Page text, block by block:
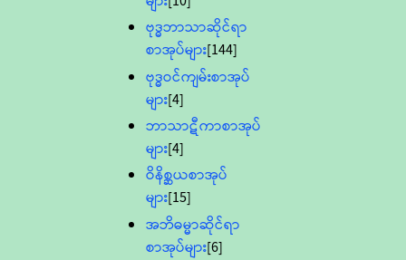
ဗုဒ္ဓဘာသာဆိုင်ရာ
စာအုပ်များ[144]
ဗုဒ္ဓဝင်ကျမ်းစာအုပ်
များ[4]
ဘာသာဋီကာစာအုပ်
များ[4]
ဝိနိစ္ဆယစာအုပ်
များ[15]
အဘိဓမ္မာဆိုင်ရာ
စာအုပ်များ[6]